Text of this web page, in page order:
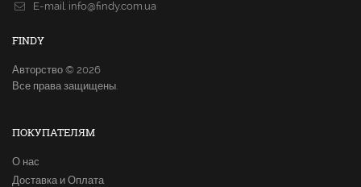
E-mail. info@findy.com.ua
FINDY
Авторство © 2026
Все права защищены.
ПОКУПАТЕЛЯМ
О нас
Доставка и Оплата